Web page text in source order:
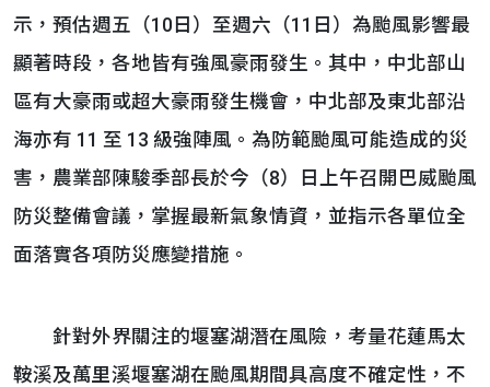
示，預估週五（10日）至週六（11日）為颱風影響最
顯著時段，各地皆有強風豪雨發生。其中，中北部山
區有大豪雨或超大豪雨發生機會，中北部及東北部沿
海亦有 11 至 13 級強陣風。為防範颱風可能造成的災
害，農業部陳駿季部長於今（8）日上午召開巴威颱風
防災整備會議，掌握最新氣象情資，並指示各單位全
面落實各項防災應變措施。
針對外界關注的堰塞湖潛在風險，考量花蓮馬太
鞍溪及萬里溪堰塞湖在颱風期間具高度不確定性，不